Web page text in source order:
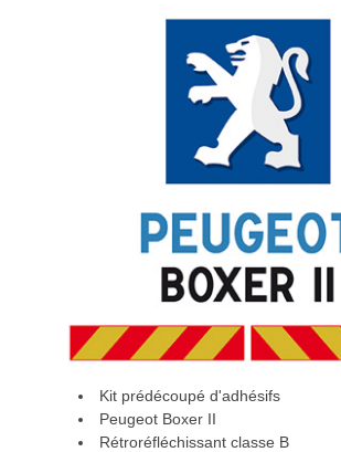
Kit prédécoupé d'adhésifs
Peugeot Boxer II
Rétroréfléchissant classe B